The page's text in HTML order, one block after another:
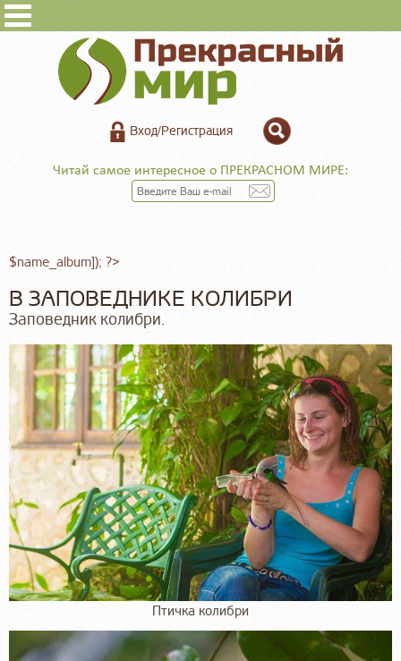
Вход/Регистрация
Читай самое интересное о ПРЕКРАСНОМ МИРЕ:
$name_album]); ?>
В ЗАПОВЕДНИКЕ КОЛИБРИ
Заповедник колибри.
Птичка колибри